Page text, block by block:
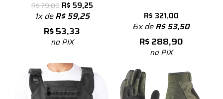
R$79,00 R$ 59,25
1x deR$59,25
R$53,33
no PIX
R$ 321,00
6x deR$53,50
R$288,90
no PIX